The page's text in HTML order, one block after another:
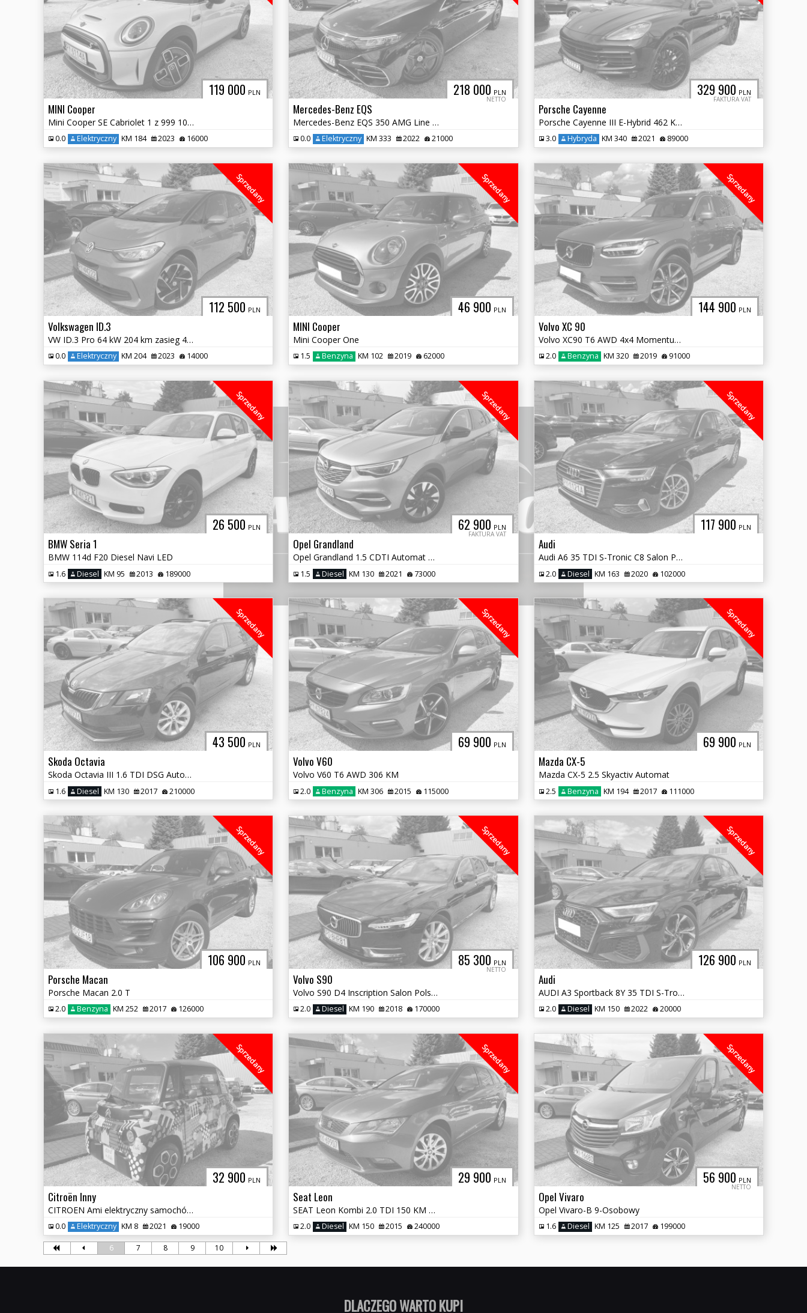
119 000 PLN
MINI Cooper
Mini Cooper SE Cabriolet 1 z 999 100% Elektryczny
0.0 Elektryczny KM 184 2023 16000
218 000 PLN
NETTO
Mercedes-Benz EQS
Mercedes-Benz EQS 350 AMG Line VAT 23% Gwarancja do 2027
0.0 Elektryczny KM 333 2022 21000
329 900 PLN
FAKTURA VAT
Porsche Cayenne
Porsche Cayenne III E-Hybrid 462 KM Plug-In Salon Polska Vat 23%
3.0 Hybryda KM 340 2021 89000
112 500 PLN
Sprzedany
Volkswagen ID.3
VW ID.3 Pro 64 kW 204 km zasieg 400 km Elektryk ID3
0.0 Elektryczny KM 204 2023 14000
46 900 PLN
Sprzedany
MINI Cooper
Mini Cooper One
1.5 Benzyna KM 102 2019 62000
144 900 PLN
Sprzedany
Volvo XC 90
Volvo XC90 T6 AWD 4x4 Momentum 7-osobowa
2.0 Benzyna KM 320 2019 91000
26 500 PLN
Sprzedany
BMW Seria 1
BMW 114d F20 Diesel Navi LED
1.6 Diesel KM 95 2013 189000
62 900 PLN
FAKTURA VAT
Sprzedany
Opel Grandland
Opel Grandland 1.5 CDTI Automat VAT 23%
1.5 Diesel KM 130 2021 73000
117 900 PLN
Sprzedany
Audi
Audi A6 35 TDI S-Tronic C8 Salon Polska
2.0 Diesel KM 163 2020 102000
43 500 PLN
Sprzedany
Skoda Octavia
Skoda Octavia III 1.6 TDI DSG Automat Kombi Sport Line
1.6 Diesel KM 130 2017 210000
69 900 PLN
Sprzedany
Volvo V60
Volvo V60 T6 AWD 306 KM
2.0 Benzyna KM 306 2015 115000
69 900 PLN
Sprzedany
Mazda CX-5
Mazda CX-5 2.5 Skyactiv Automat
2.5 Benzyna KM 194 2017 111000
106 900 PLN
Sprzedany
Porsche Macan
Porsche Macan 2.0 T
2.0 Benzyna KM 252 2017 126000
85 300 PLN
NETTO
Sprzedany
Volvo S90
Volvo S90 D4 Inscription Salon Polska Vat 23%
2.0 Diesel KM 190 2018 170000
126 900 PLN
Sprzedany
Audi
AUDI A3 Sportback 8Y 35 TDI S-Tronic S-Line
2.0 Diesel KM 150 2022 20000
32 900 PLN
Sprzedany
Citroën Inny
CITROEN Ami elektryczny samochód od 14 roku życia
0.0 Elektryczny KM 8 2021 19000
29 900 PLN
Sprzedany
Seat Leon
SEAT Leon Kombi 2.0 TDI 150 KM Bezwypadkowy
2.0 Diesel KM 150 2015 240000
56 900 PLN
NETTO
Sprzedany
Opel Vivaro
Opel Vivaro-B 9-Osobowy
1.6 Diesel KM 125 2017 199000
6 7 8 9 10
TANI